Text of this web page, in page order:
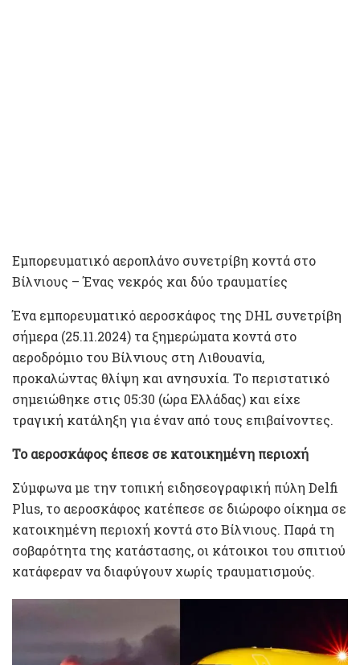
Εμπορευματικό αεροπλάνο συνετρίβη κοντά στο
Βίλνιους – Ένας νεκρός και δύο τραυματίες
Ένα εμπορευματικό αεροσκάφος της DHL συνετρίβη
σήμερα (25.11.2024) τα ξημερώματα κοντά στο
αεροδρόμιο του Βίλνιους στη Λιθουανία,
προκαλώντας θλίψη και ανησυχία. Το περιστατικό
σημειώθηκε στις 05:30 (ώρα Ελλάδας) και είχε
τραγική κατάληξη για έναν από τους επιβαίνοντες.
Το αεροσκάφος έπεσε σε κατοικημένη περιοχή
Σύμφωνα με την τοπική ειδησεογραφική πύλη Delfi
Plus, το αεροσκάφος κατέπεσε σε διώροφο οίκημα σε
κατοικημένη περιοχή κοντά στο Βίλνιους. Παρά τη
σοβαρότητα της κατάστασης, οι κάτοικοι του σπιτιού
κατάφεραν να διαφύγουν χωρίς τραυματισμούς.